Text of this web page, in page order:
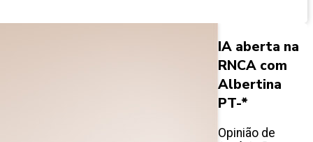
IA aberta na
RNCA com
Albertina
PT-*
Opinião de